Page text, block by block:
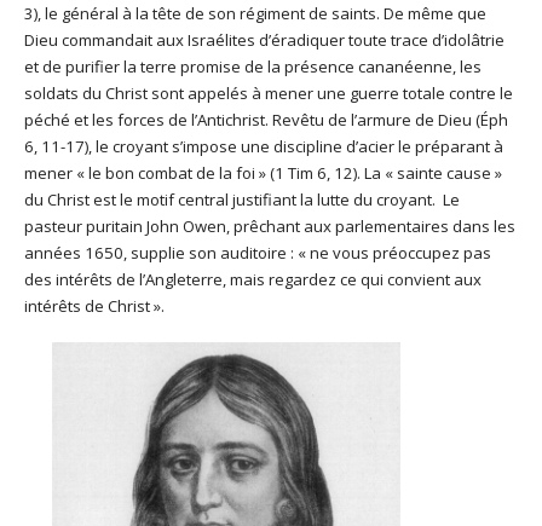
3), le général à la tête de son régiment de saints. De même que
Dieu commandait aux Israélites d’éradiquer toute trace d’idolâtrie
et de purifier la terre promise de la présence cananéenne, les
soldats du Christ sont appelés à mener une guerre totale contre le
péché et les forces de l’Antichrist. Revêtu de l’armure de Dieu (Éph
6, 11-17), le croyant s’impose une discipline d’acier le préparant à
mener « le bon combat de la foi » (1 Tim 6, 12). La « sainte cause »
du Christ est le motif central justifiant la lutte du croyant. Le
pasteur puritain John Owen, prêchant aux parlementaires dans les
années 1650, supplie son auditoire : « ne vous préoccupez pas
des intérêts de l’Angleterre, mais regardez ce qui convient aux
intérêts de Christ ».